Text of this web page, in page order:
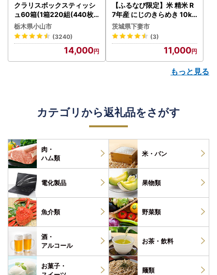
クラリスボックスティッシ
ュ60箱(1箱220組(440枚))
(5個入り×12セット)【配送
不可地域：離島・沖縄県】
【1256759】
栃木県小山市
(3240)
14,000
【ふるなび限定】米 精米 R
7年産 にじのきらめき 10kg
10月 FN-Limited-PR
茨城県下妻市
(3)
11,000
もっと見る
カテゴリから返礼品をさがす
肉・
ハム類
米・パン
電化製品 果物類
魚介類 野菜類
酒・
アルコール
お茶・ 飲料
お菓子・
麺類